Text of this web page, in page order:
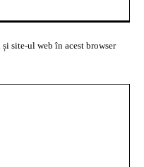
site-ul web în acest browser